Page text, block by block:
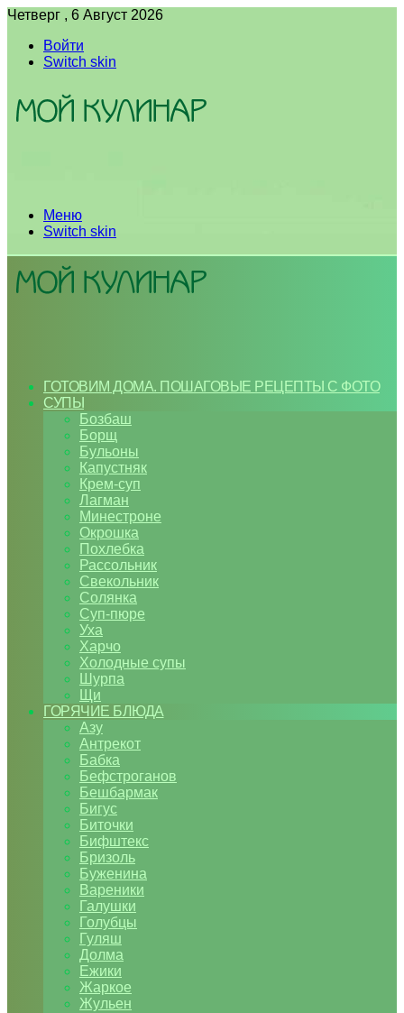
Четверг , 6 Август 2026
Войти
Switch skin
Меню
Switch skin
ГОТОВИМ ДОМА. ПОШАГОВЫЕ РЕЦЕПТЫ С ФОТО
СУПЫ
Бозбаш
Борщ
Бульоны
Капустняк
Крем-суп
Лагман
Минестроне
Окрошка
Похлебка
Рассольник
Свекольник
Солянка
Суп-пюре
Уха
Харчо
Холодные супы
Шурпа
Щи
ГОРЯЧИЕ БЛЮДА
Азу
Антрекот
Бабка
Бефстроганов
Бешбармак
Бигус
Биточки
Бифштекс
Бризоль
Буженина
Вареники
Галушки
Голубцы
Гуляш
Долма
Ежики
Жаркое
Жульен